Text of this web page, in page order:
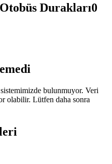
Durakları0
bulunmuyor. Veri
olabilir. Lütfen daha sonra